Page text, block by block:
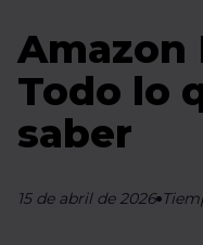
Amazon
Todo lo
saber
15 de abril de 2026